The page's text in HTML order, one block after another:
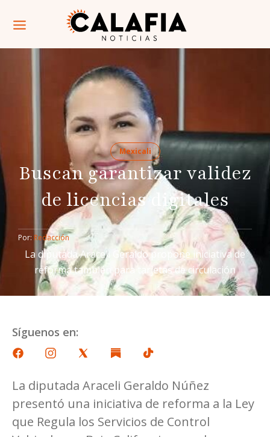
Mexicali
Buscan garantizar validez
de licencias digitales
Por: Redacción
La diputada Araceli Geraldo propone iniciativa de
reforma también para tarjetas de circulación
Síguenos en:
La diputada Araceli Geraldo Núñez
presentó una iniciativa de reforma a la Ley
que Regula los Servicios de Control